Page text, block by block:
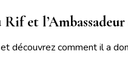
et
découvrez comment il a